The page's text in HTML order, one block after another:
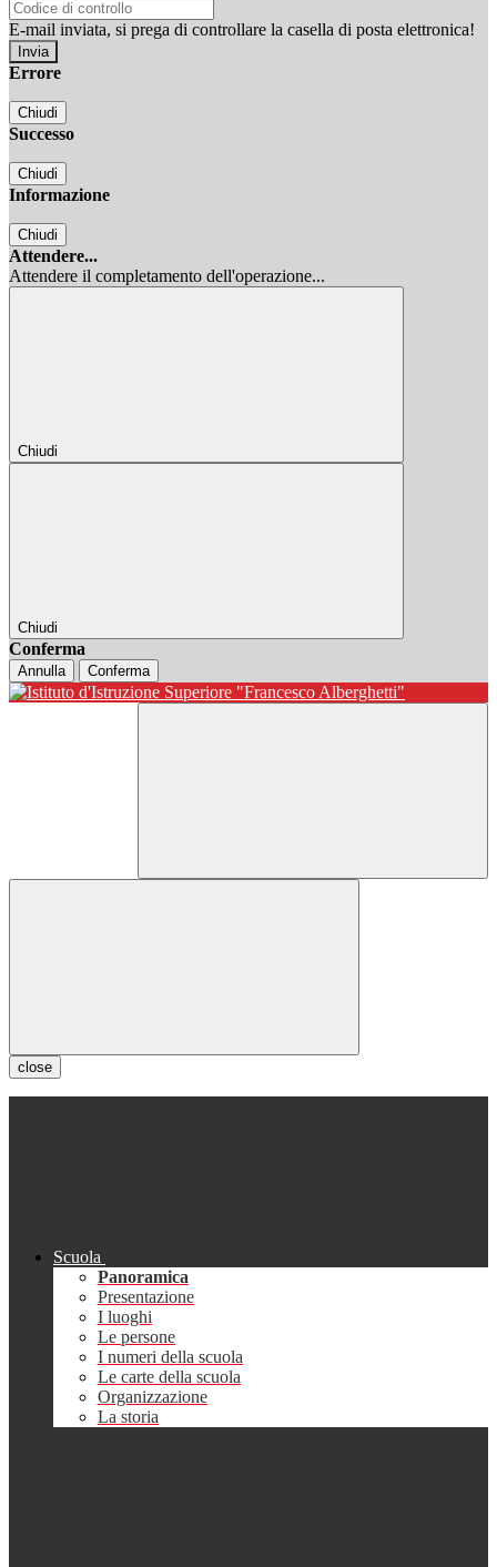
E-mail inviata, si prega di controllare la casella di posta elettronica!
Errore
Chiudi
Successo
Chiudi
Informazione
Chiudi
Attendere...
Attendere il completamento dell'operazione...
Chiudi
Chiudi
Conferma
Annulla Conferma
close
Scuola
Panoramica
Presentazione
I luoghi
Le persone
I numeri della scuola
Le carte della scuola
Organizzazione
La storia